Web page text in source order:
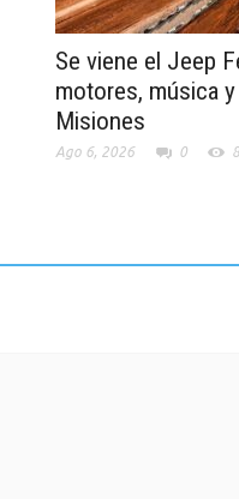
Se viene el Jeep
motores, música
Misiones
Ago 6, 2026 0